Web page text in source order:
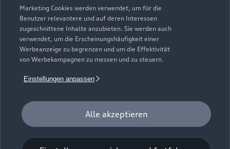
Marketing Cookies werden verwendet, um für die
Benutzer relevantere und auf deren Interessen
zugeschnittene Inhalte anzubieten. Sie werden auch
verwendet, um die Erscheinungshäufigkeit einer
Werbeanzeige zu begrenzen und um die Effektivität
von Werbekampagnen zu messen und zu steuern.
Einstellungen anpassen
Alle akzeptieren
Zur Reparatur